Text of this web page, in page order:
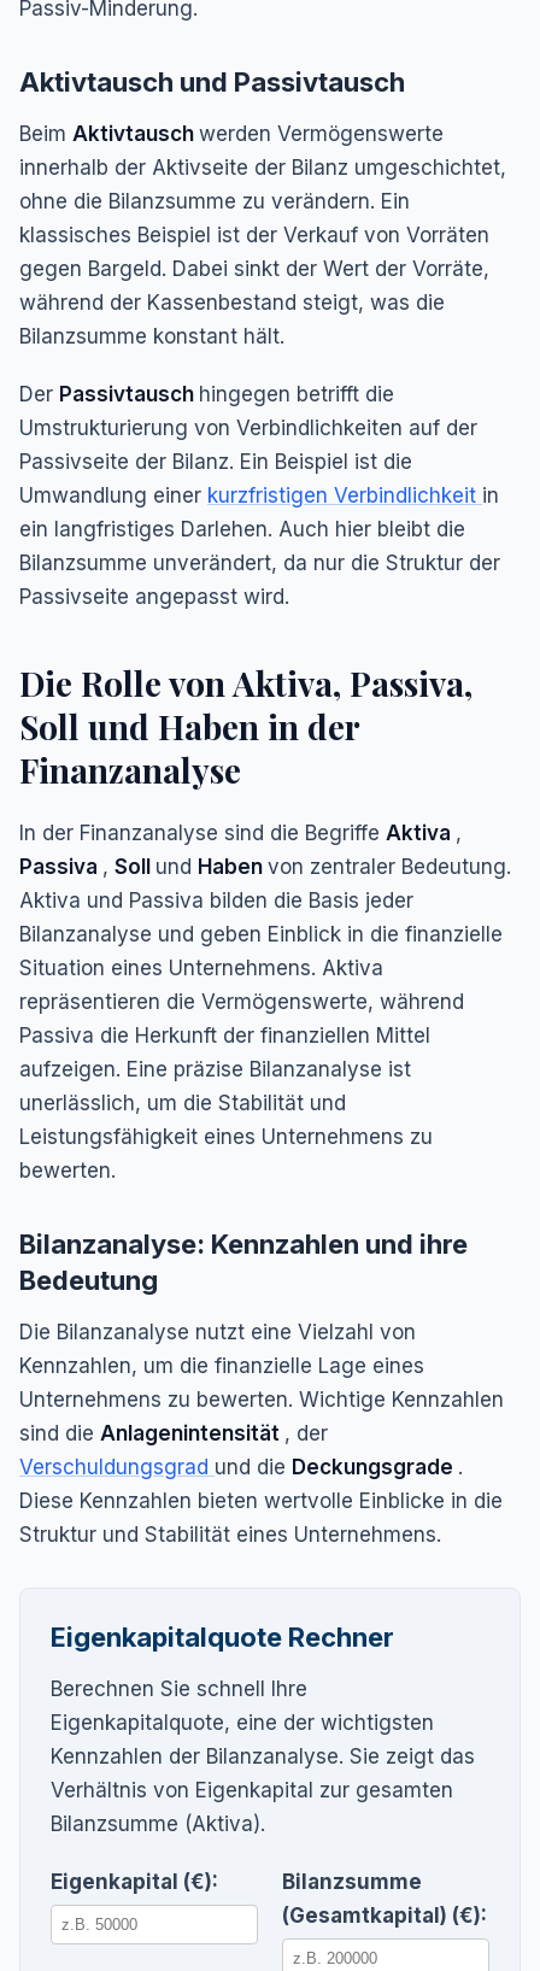
Passiv-Minderung.
Aktivtausch und Passivtausch
Beim Aktivtausch werden Vermögenswerte
innerhalb der Aktivseite der Bilanz umgeschichtet,
ohne die Bilanzsumme zu verändern. Ein
klassisches Beispiel ist der Verkauf von Vorräten
gegen Bargeld. Dabei sinkt der Wert der Vorräte,
während der Kassenbestand steigt, was die
Bilanzsumme konstant hält.
Der Passivtausch hingegen betrifft die
Umstrukturierung von Verbindlichkeiten auf der
Passivseite der Bilanz. Ein Beispiel ist die
Umwandlung einer kurzfristigen Verbindlichkeit in
ein langfristiges Darlehen. Auch hier bleibt die
Bilanzsumme unverändert, da nur die Struktur der
Passivseite angepasst wird.
Die Rolle von Aktiva, Passiva,
Soll und Haben in der
Finanzanalyse
In der Finanzanalyse sind die Begriffe Aktiva ,
Passiva , Soll und Haben von zentraler Bedeutung.
Aktiva und Passiva bilden die Basis jeder
Bilanzanalyse und geben Einblick in die finanzielle
Situation eines Unternehmens. Aktiva
repräsentieren die Vermögenswerte, während
Passiva die Herkunft der finanziellen Mittel
aufzeigen. Eine präzise Bilanzanalyse ist
unerlässlich, um die Stabilität und
Leistungsfähigkeit eines Unternehmens zu
bewerten.
Bilanzanalyse: Kennzahlen und ihre
Bedeutung
Die Bilanzanalyse nutzt eine Vielzahl von
Kennzahlen, um die finanzielle Lage eines
Unternehmens zu bewerten. Wichtige Kennzahlen
sind die Anlagenintensität , der
Verschuldungsgrad und die Deckungsgrade .
Diese Kennzahlen bieten wertvolle Einblicke in die
Struktur und Stabilität eines Unternehmens.
Eigenkapitalquote Rechner
Berechnen Sie schnell Ihre
Eigenkapitalquote, eine der wichtigsten
Kennzahlen der Bilanzanalyse. Sie zeigt das
Verhältnis von Eigenkapital zur gesamten
Bilanzsumme (Aktiva).
Eigenkapital (€):
Bilanzsumme
(Gesamtkapital) (€):